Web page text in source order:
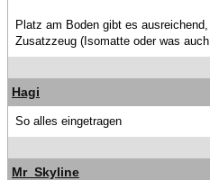
Platz am Boden gibt es
Zusatzzeug (Isomatte oder was
Hagi
So alles eingetragen
Mr_Skyline